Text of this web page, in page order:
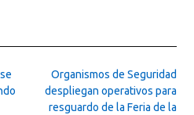
Organismos de Seguridad
despliegan operativos para
resguardo de la Feria de la